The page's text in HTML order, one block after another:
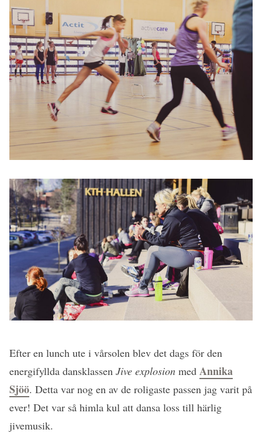
Efter en lunch ute i vårsolen blev det dags för den
energifyllda dansklassen Jive explosion med Annika
Sjöö. Detta var nog en av de roligaste passen jag varit på
ever! Det var så himla kul att dansa loss till härlig
jivemusik.